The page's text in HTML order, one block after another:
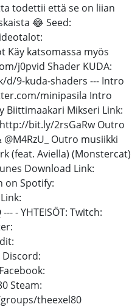
todettii että se on liian
😂 Seed:
katsomassa myös
j0pvid Shader KUDA:
9-kuda-shaders --- Intro
minipasila Intro
Biittimaakari Mikseri Link:
bit.ly/2rsGaRw Outro
Outro musiikki
(feat. Aviella) (Monstercat)
Download Link:
on Spotify:
- YHTEISÖT: Twitch:
Steam:
theexel80